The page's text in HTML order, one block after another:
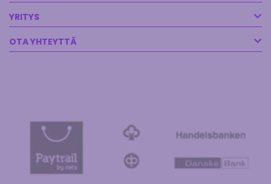
YRITYS
OTA YHTEYTTÄ